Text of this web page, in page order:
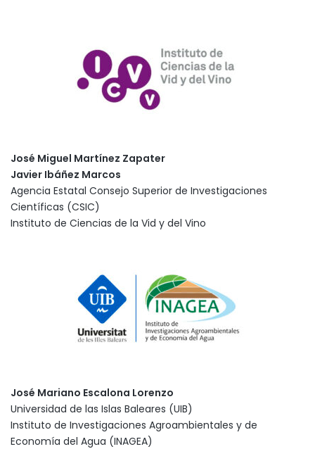
José Miguel Martínez Zapater
Javier Ibáñez Marcos
Agencia Estatal Consejo Superior de Investigaciones
Científicas (CSIC)
Instituto de Ciencias de la Vid y del Vino
José Mariano Escalona Lorenzo
Universidad de las Islas Baleares (UIB)
Instituto de Investigaciones Agroambientales y de
Economía del Agua (INAGEA)